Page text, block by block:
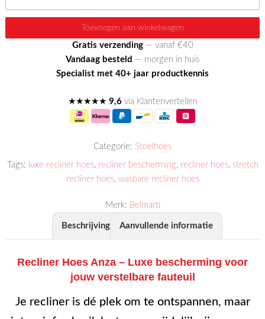
Anza
Toevoegen aan winkelwagen
Gratis verzending— vanaf €40
Vandaag besteld — morgen in huis
Specialist met 40+ jaar productkennis
★★★★★ 9,6via Klantenvertellen
Categorie: Stoelhoes
Tags: luxe recliner hoes, recliner bescherming recliner hoes, stretch
recliner hoes, wasbare recliner hoes
Merk: Belmarti
Beschrijving Aanvullende informatie
Recliner Hoes Anza – Luxe bescherming voor
jouw verstelbare fauteuil
Je recliner is dé plek om te ontspannen, maar